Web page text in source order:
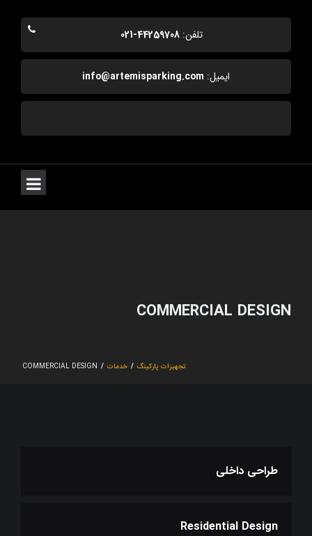
تلفن: 44259708-021
ایمیل:
COMMERCIAL DESIGN
تجهیزات پارکینگ / خدمات /
COMMERCIAL DESIGN
طراحی داخلی
Residential Design